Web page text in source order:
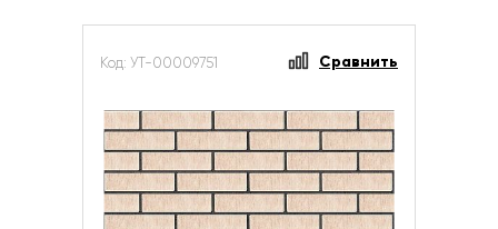
Код: УТ-00009751 Сравнить